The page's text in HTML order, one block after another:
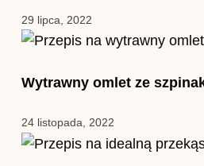
29 lipca, 2022
Wytrawny omlet ze
24 listopada, 2022